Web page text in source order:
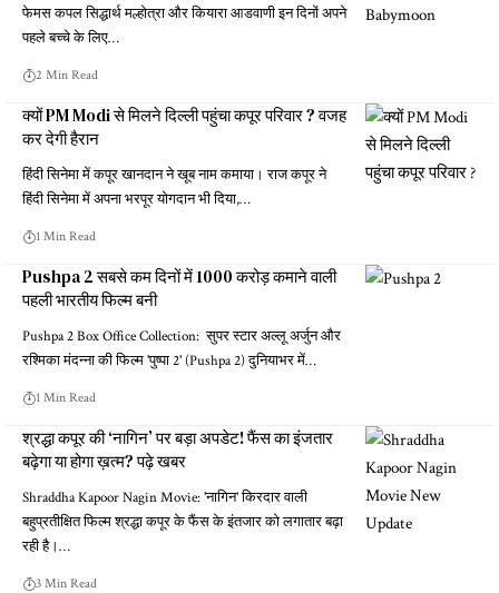
फेमस कपल सिद्धार्थ मल्होत्रा और कियारा आडवाणी इन दिनों अपने
पहले बच्चे के लिए…
2 Min Read
क्यों PM Modi से मिलने दिल्ली पहुंचा कपूर परिवार ? वजह
कर देगी हैरान
हिंदी सिनेमा में कपूर खानदान ने खूब नाम कमाया। राज कपूर ने
हिंदी सिनेमा में अपना भरपूर योगदान भी दिया,…
1 Min Read
Pushpa 2 सबसे कम दिनों में 1000 करोड़ कमाने वाली
पहली भारतीय फिल्म बनी
Pushpa 2 Box Office Collection: सुपर स्टार अल्लू अर्जुन और
रश्मिका मंदन्ना की फिल्म 'पुष्पा 2' (Pushpa 2) दुनियाभर में…
1 Min Read
श्रद्धा कपूर की ‘नागिन’ पर बड़ा अपडेट! फैंस का इंजतार
बढ़ेगा या होगा ख़त्म? पढ़े खबर
Shraddha Kapoor Nagin Movie: 'नागिन' किरदार वाली
बहुप्रतीक्षित फिल्म श्रद्धा कपूर के फैंस के इंतजार को लगातार बढ़ा
रही है।…
3 Min Read